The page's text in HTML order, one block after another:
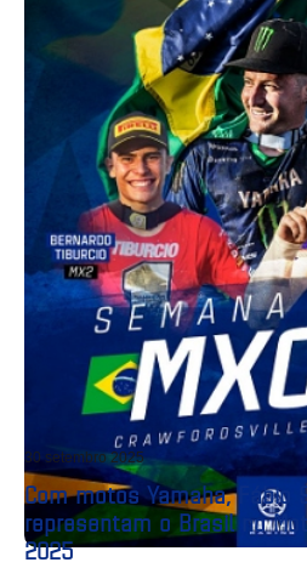
30 setembro 2025
Com motos Yamaha, Fábio
representam o Brasil no
2025